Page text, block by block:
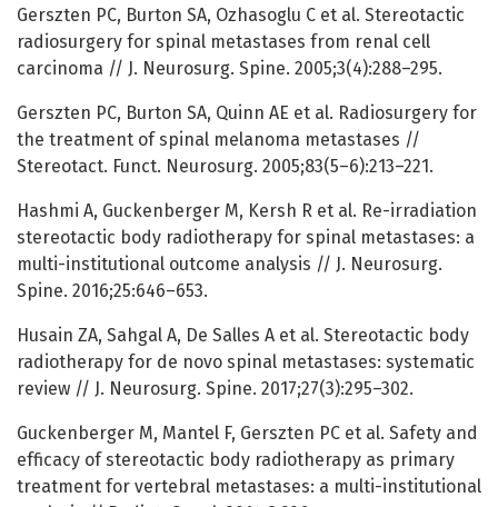
Gerszten PC, Burton SA, Ozhasoglu C et al. Stereotactic
radiosurgery for spinal metastases from renal cell
carcinoma // J. Neurosurg. Spine. 2005;3(4):288–295.
Gerszten PC, Burton SA, Quinn AE et al. Radiosurgery for
the treatment of spinal melanoma metastases //
Stereotact. Funct. Neurosurg. 2005;83(5–6):213–221.
Hashmi A, Guckenberger M, Kersh R et al. Re-irradiation
stereotactic body radiotherapy for spinal metastases: a
multi-institutional outcome analysis // J. Neurosurg.
Spine. 2016;25:646–653.
Husain ZA, Sahgal А, De Salles А et al. Stereotactic body
radiotherapy for de novo spinal metastases: systematic
review // J. Neurosurg. Spine. 2017;27(3):295–302.
Guckenberger M, Mantel F, Gerszten PC et al. Safety and
efficacy of stereotactic body radiotherapy as primary
treatment for vertebral metastases: a multi-institutional